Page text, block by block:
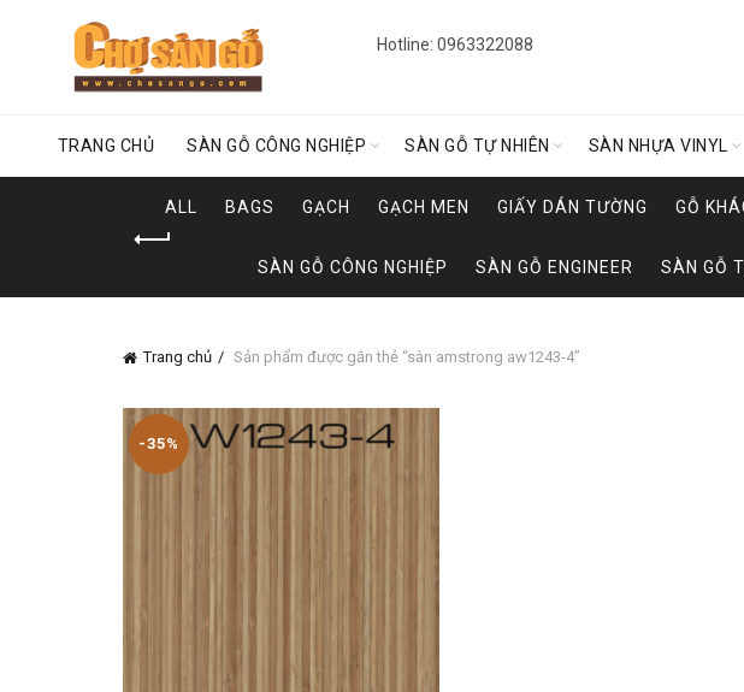
Hotline: 0963322088
TRANG CHỦ SÀN GỖ CÔNG NGHIỆP SÀN GỖ TỰ NHIÊN SÀN NHỰA VINYL
ALL BAGS GẠCH GẠCH MEN GIẤY DÁN TƯỜNG GỖ
SÀN GỖ CÔNG NGHIỆP SÀN GỖ ENGINEER SÀN GỖ
Trang chủ Sản phẩm được gắn thẻ “sàn amstrong aw1243-4”
-35%